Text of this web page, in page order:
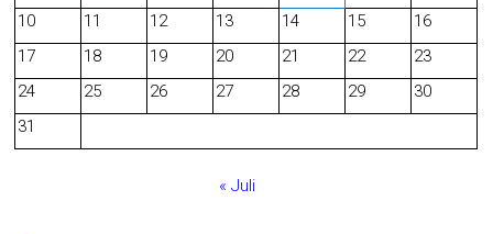
o
10
11 12 13 14 15
16
17
18 19 20 21 22
23
24
25 26 27 28 29
30
31
« Juli